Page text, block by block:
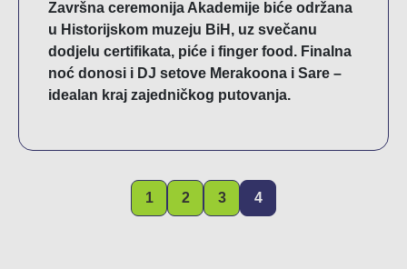
Završna ceremonija Akademije biće održana
u Historijskom muzeju BiH, uz svečanu
dodjelu certifikata, piće i finger food. Finalna
noć donosi i DJ setove Merakoona i Sare –
idealan kraj zajedničkog putovanja.
1 2 3 4